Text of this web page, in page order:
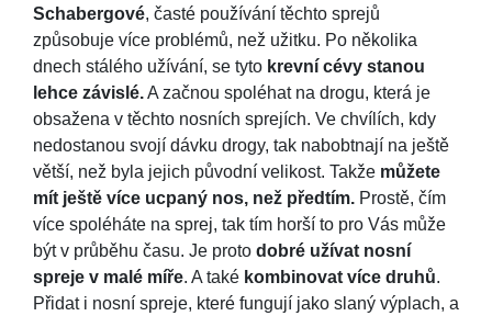
Schabergové, časté používání těchto sprejů
způsobuje více problémů, než užitku. Po několika
dnech stálého užívání, se tyto krevní cévy stanou
lehce závislé.A začnou spoléhat na drogu, která je
obsažena v těchto nosních sprejích. Ve chvílích, kdy
nedostanou svojí dávku drogy, tak nabobtnají na ještě
větší, než byla jejich původní velikost. Takže můžete
mít ještě více ucpaný nos, než předtím. Prostě, čím
více spoléháte na sprej, tak tím horší to pro Vás může
být v průběhu času. Je proto dobré užívat nosní
spreje v malé míře. A také kombinovat více druhů.
Přidat i nosní spreje, které fungují jako slaný výplach, a